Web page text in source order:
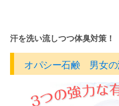
汗を洗い流しつつ体臭対策！
オパシー石鹸 男女の